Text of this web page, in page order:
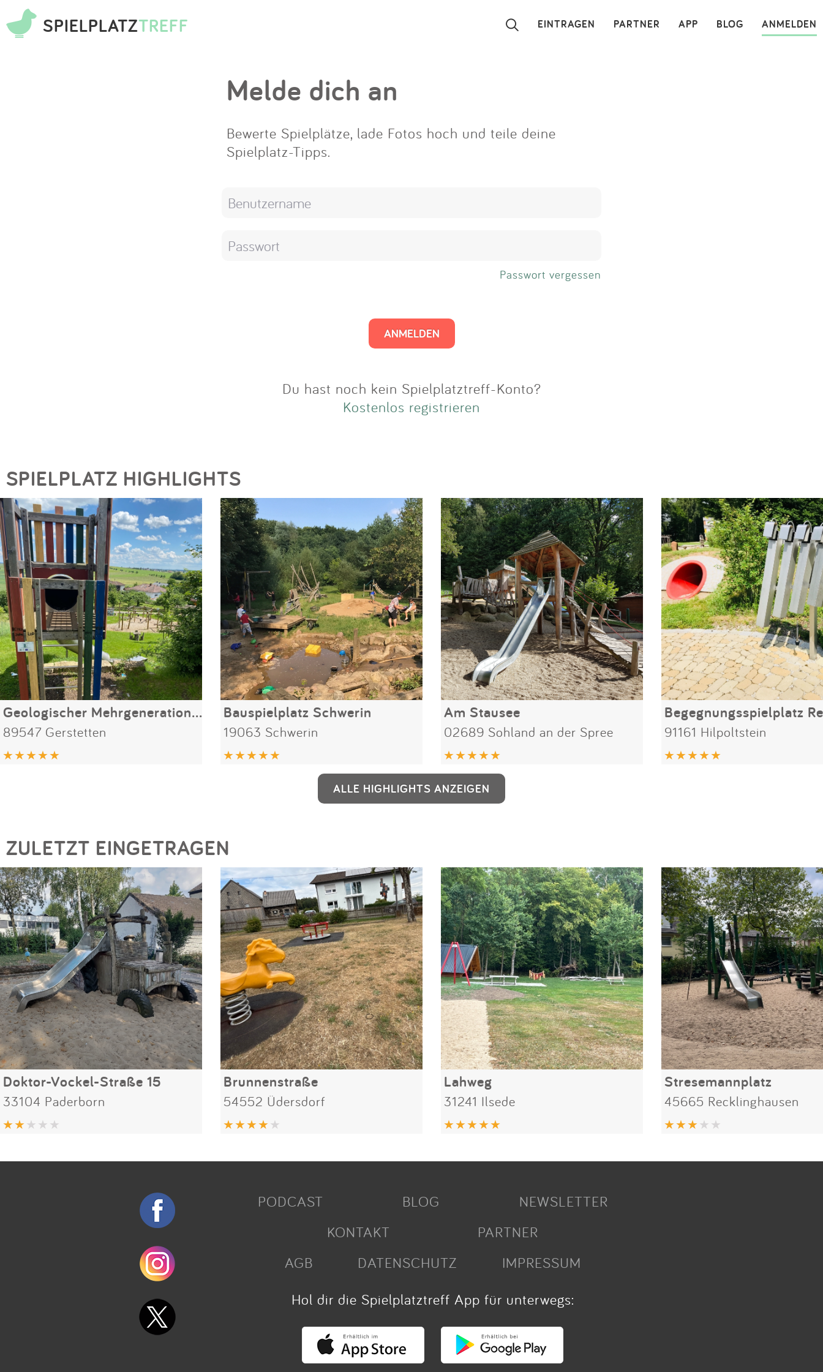
SPIELPLATZTREFF ANMELDEN
BLOG
APP
PARTNER
EINTRAGEN ×
App
Anmelden
Melde dich an
Bewerte Spielplätze, lade Fotos hoch und teile deine
Spielplatz-Tipps.
Passwort vergessen
Du hast noch kein Spielplatztreff-Konto?
Kostenlos registrieren
SPIELPLATZ HIGHLIGHTS
Geologischer Mehrgenerationenspielplatz am Kliff
89547 Gerstetten
Bauspielplatz Schwerin
19063 Schwerin
Am Stausee
02689 Sohland an der Spree 91161 Hilpoltstein
ALLE HIGHLIGHTS ANZEIGEN
ZULETZT EINGETRAGEN
Doktor-Vockel-Straße 15
33104 Paderborn
Brunnenstraße
54552 Üdersdorf
Lahweg
31241 Ilsede
Stresemannplatz
45665 Recklinghausen
PODCAST BLOG
NEWSLETTER
KONTAKT
PARTNER
AGB
DATENSCHUTZ
IMPRESSUM
Hol dir die Spielplatztreff App für unterwegs: